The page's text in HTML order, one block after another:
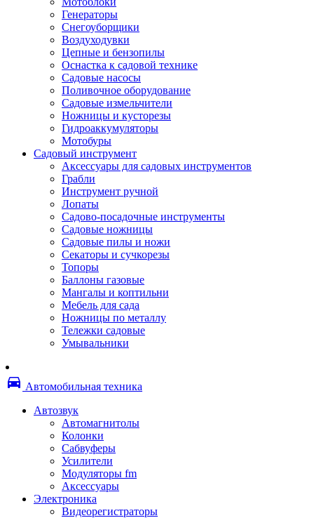
Электротранспорт
Радиоуправляемые модели
Аксессуары для велосипедов
аксессуары для радиоуправляемых моделей
Расходные материалы
Бумага разная
Бумага для офисной техники
Бумага для профессиональной печати
Фотобумага
Наклейки
Термобумага
Бумага для факса
Пленка для печати
Пленка для ламинирования
Материалы для заправки
Чернила и заправки
Фотобарабаны
Оригинальные расходные материалы
Для лазерных устройств печати
Матричные картриджи
Опции
Струйные картриджи
Термопленки
Картриджи лазерные, тонер-картриджи
Лазерные оригинальные
Снпч
Струйные оригинальные
Материалы для переплета
Запчасти и другие расходные материалы
Автоподатчики
Блоки лазера
(памперс)
Генераторы
Снегоуборщики
Воздуходувки
Цепные и бензопилы
Оснастка к садовой технике
Садовые насосы
Поливочное оборудование
Садовые измельчители
Ножницы и кусторезы
Гидроаккумуляторы
Мотобуры
Садовый инструмент
Аксессуары для садовых инструментов
Грабли
Инструмент ручной
Лопаты
Садово-посадочные инструменты
Садовые ножницы
Садовые пилы и ножи
Секаторы и сучкорезы
Топоры
Баллоны газовые
Мангалы и коптильни
Мебель для сада
Ножницы по металлу
Тележки садовые
Умывальники
directions_car Автомобильная техника
Автозвук
Автомагнитолы
Колонки
Сабвуферы
Усилители
Модуляторы fm
Аксессуары
Электроника
Видеорегистраторы